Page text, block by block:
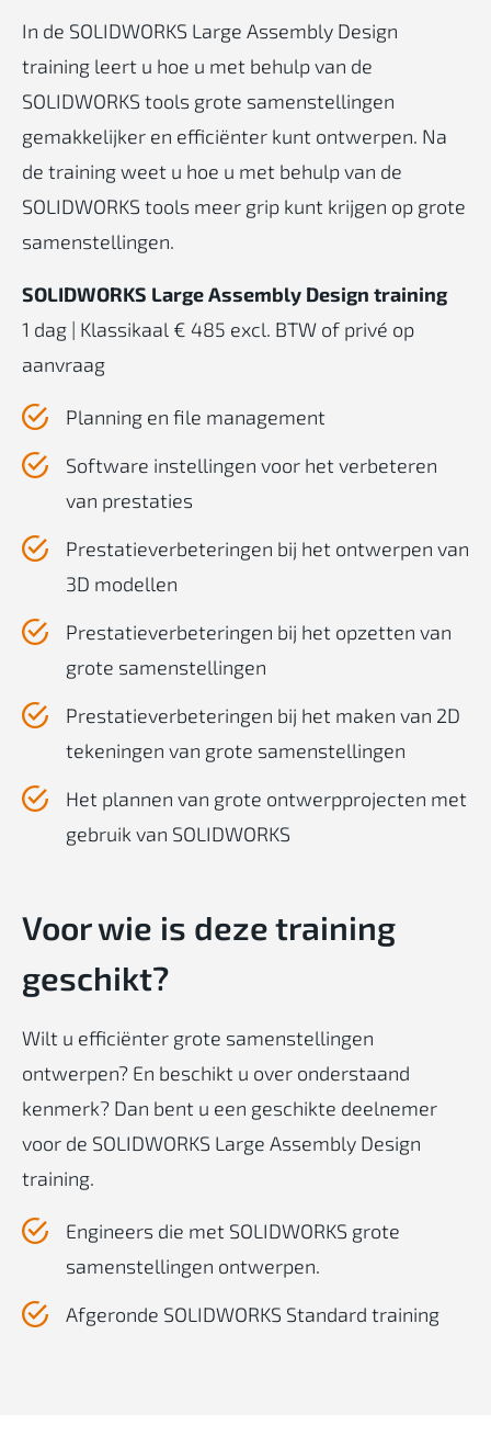
In de SOLIDWORKS Large Assembly Design
training leert u hoe u met behulp van de
SOLIDWORKS tools grote samenstellingen
gemakkelijker en efficiënter kunt ontwerpen. Na
de training weet u hoe u met behulp van de
SOLIDWORKS tools meer grip kunt krijgen op grote
samenstellingen.
SOLIDWORKS Large Assembly Design training
1 dag | Klassikaal € 485 excl. BTW of privé op
aanvraag
Planning en file management
Software instellingen voor het verbeteren
van prestaties
Prestatieverbeteringen bij het ontwerpen van
3D modellen
Prestatieverbeteringen bij het opzetten van
grote samenstellingen
Prestatieverbeteringen bij het maken van 2D
tekeningen van grote samenstellingen
Het plannen van grote ontwerpprojecten met
gebruik van SOLIDWORKS
Voorwie is dezetraining
geschikt?
Wilt u efficiënter grote samenstellingen
ontwerpen? En beschikt u over onderstaand
kenmerk? Dan bent u een geschikte deelnemer
voor de SOLIDWORKS Large Assembly Design
training.
Engineers die met SOLIDWORKS grote
samenstellingen ontwerpen.
Afgeronde SOLIDWORKS Standard training